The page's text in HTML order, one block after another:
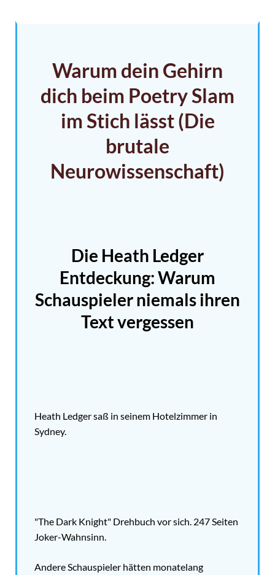
Warum dein Gehirn
dich beim Poetry Slam
im Stich lässt (Die
brutale
Neurowissenschaft)
Die Heath Ledger
Entdeckung: Warum
Schauspieler niemals ihren
Text vergessen
Heath Ledger saß in seinem Hotelzimmer in
Sydney.
"The Dark Knight" Drehbuch vor sich. 247 Seiten
Joker-Wahnsinn.
Andere Schauspieler hätten monatelang